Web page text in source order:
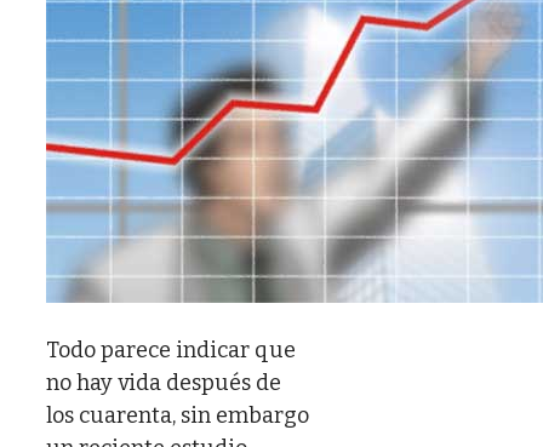
Todo parece indicar que
no hay vida después de
los cuarenta, sin embargo